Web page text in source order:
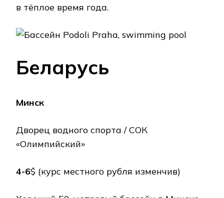
в тёплое время года.
Беларусь
Минск
Дворец водного спорта / СОК
«Олимпийский»
4-6$ (курс местного рубля изменчив)